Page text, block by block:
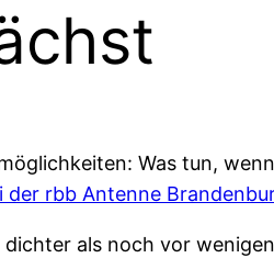
Was tun,
der rbb Antenne
als noch vor